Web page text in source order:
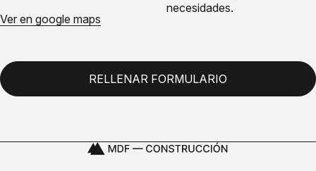
Ver en google maps
necesidades.
RELLENAR FORMULARIO